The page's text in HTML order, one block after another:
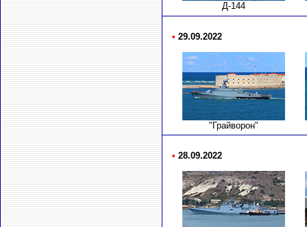
Д-144
• 29.09.2022
"Грайворон"
• 28.09.2022